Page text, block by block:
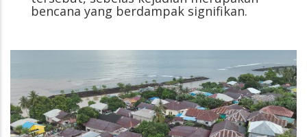
bencana yang berdampak signifikan.